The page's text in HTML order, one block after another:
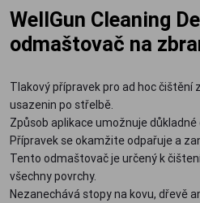
WellGun Cleaning
odmaštovač na
Tlakový přípravek pro ad hoc čištění
usazenin po střelbě.
Způsob aplikace umožnuje
Přípravek se okamžite odpařuje a
Tento odmaštovač je určený k
všechny povrchy.
Nezanechává stopy na kovu, dřevě